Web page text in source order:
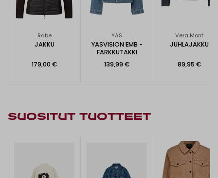
Rabe
JAKKU
179,00 €
YAS
YASVISION EMB -
FARKKUTAKKI
139,99 €
Vera Mont
JUHLAJAKKU
89,95 €
SUOSITUT TUOTTEET